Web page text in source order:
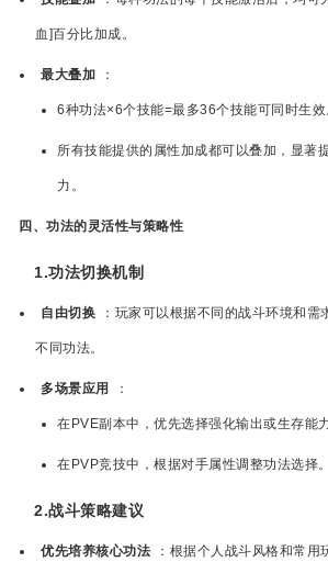
血]百分比加成。
最大叠加 ：
6种功法×6个技能=最多36个技能可同时生效
所有技能提供的属性加成都可以叠加，显著
力。
四、功法的灵活性与策略性
1.功法切换机制
自由切换 ：玩家可以根据不同的战斗环境和需
不同功法。
多场景应用 ：
在PVE副本中，优先选择强化输出或生存能
在PVP竞技中，根据对手属性调整功法选择。
2.战斗策略建议
优先培养核心功法 ：根据个人战斗风格和常